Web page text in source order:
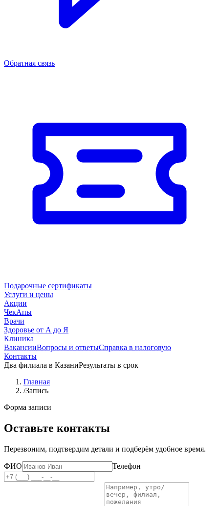
Обратная связь
Подарочные сертификаты
Услуги и цены
Акции
ЧекАпы
Врачи
Здоровье от А до Я
Клиника
ВакансииВопросы и ответыСправка в налоговую
Контакты
Два филиала в КазаниРезультаты в срок
Главная
/Запись
Форма записи
Оставьте контакты
Перезвоним, подтвердим детали и подберём удобное время.
ФИО Телефон